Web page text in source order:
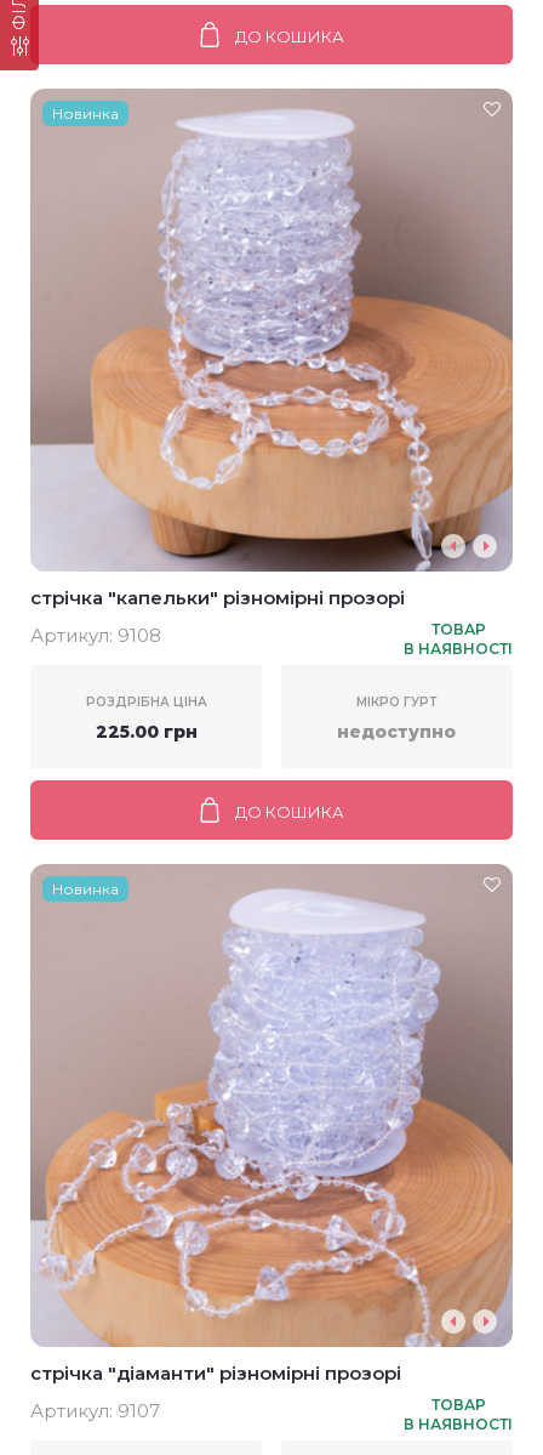
ДО КОШИКА
Новинка
стрічка "капельки" різномірні прозорі
Артикул: 9108
ТОВАР
В НАЯВНОСТІ
РОЗДРІБНА ЦІНА
225.00 грн
МІКРО ГУРТ
недоступно
ДО КОШИКА
Новинка
стрічка "діаманти" різномірні прозорі
Артикул: 9107
ТОВАР
В НАЯВНОСТІ